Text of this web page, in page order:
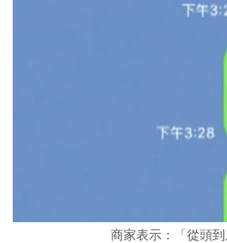
商家表示：「從頭